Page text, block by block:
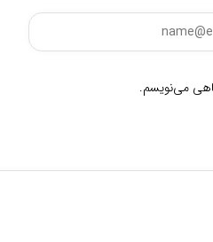
می‌نویسم.